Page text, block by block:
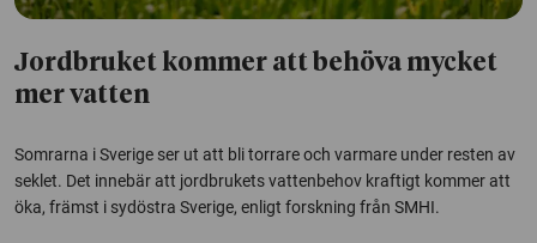
Jordbruket kommer att behöva mycket
mer vatten
Somrarna i Sverige ser ut att bli torrare och varmare under resten av
seklet. Det innebär att jordbrukets vattenbehov kraftigt kommer att
öka, främst i sydöstra Sverige, enligt forskning från SMHI.